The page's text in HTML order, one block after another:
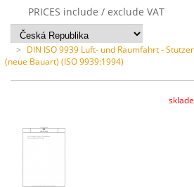
PRICES include / exclude VAT
> DIN ISO 9939 Luft- und Raumfahrt -
(neue Bauart) (ISO 9939:1994)